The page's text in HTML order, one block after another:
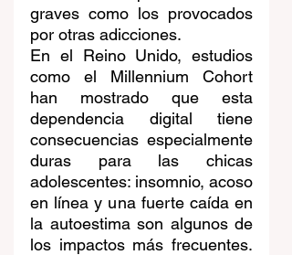
graves como los provocados
por otras adicciones.
En el Reino Unido, estudios
como el Millennium Cohort
han mostrado que esta
dependencia digital tiene
consecuencias especialmente
duras para las chicas
adolescentes: insomnio, acoso
en línea y una fuerte caída en
la autoestima son algunos de
los impactos más frecuentes.